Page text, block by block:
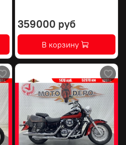
359000 руб
В корзину